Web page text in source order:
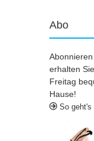
Abo
erhalten
Freitag
Hause!
So geht's